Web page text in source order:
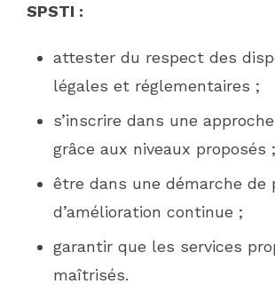
SPSTI :
attester du respect des
légales et réglementaires ;
s’inscrire dans une
grâce aux niveaux proposés ;
être dans une démarche de
d’amélioration continue ;
garantir que les services
maîtrisés.